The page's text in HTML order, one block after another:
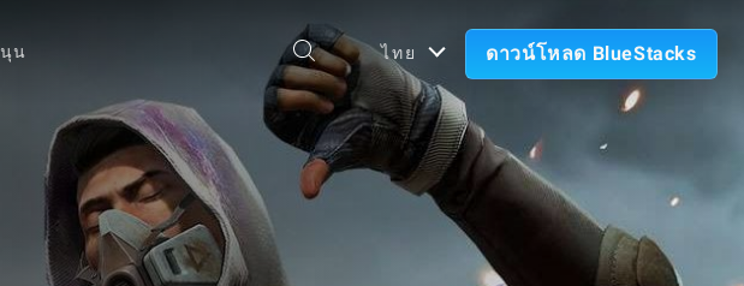
น ไทย ดาวน์โหลด BlueStacks